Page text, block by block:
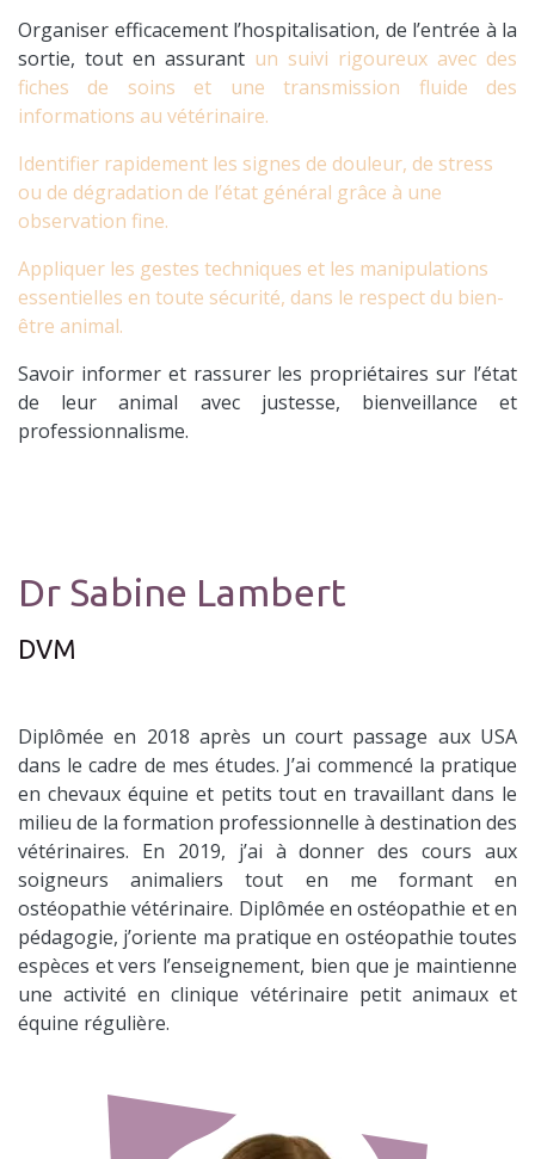
Organiser efficacement l’hospitalisation, de l’entrée à la
sortie, tout en assurant un suivi rigoureux avec des
fiches de soins et une transmission fluide des
informations au vétérinaire.
Identifier rapidement les signes de douleur, de stress
ou de dégradation de l’état général grâce à une
observation fine.
Appliquer les gestes techniques et les manipulations
essentielles en toute sécurité, dans le respect du bien-
être animal.
Savoir informer et rassurer les propriétaires sur l’état
de leur animal avec justesse, bienveillance et
professionnalisme.
Dr Sabine Lambert
DVM
Diplômée en 2018 après un court passage aux USA
dans le cadre de mes études. J’ai commencé la pratique
en chevaux équine et petits tout en travaillant dans le
milieu de la formation professionnelle à destination des
vétérinaires. En 2019, j’ai à donner des cours aux
soigneurs animaliers tout en me formant en
ostéopathie vétérinaire. Diplômée en ostéopathie et en
pédagogie, j’oriente ma pratique en ostéopathie toutes
espèces et vers l’enseignement, bien que je maintienne
une activité en clinique vétérinaire petit animaux et
équine régulière.